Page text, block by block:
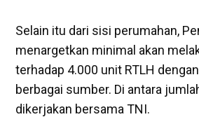
Selain itu dari sisi perumahan,
menargetkan minimal akan
terhadap 4.000 unit RTLH
berbagai sumber. Di antara
dikerjakan bersama TNI.